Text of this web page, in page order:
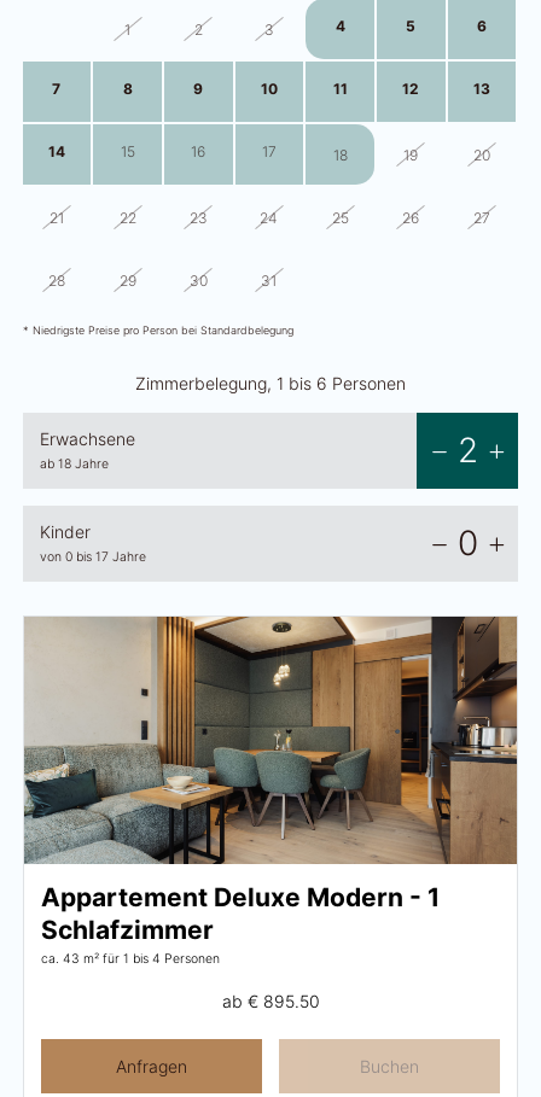
1 2 3 4 5 6
7 8 9 10 11 12 13
14 15 16 17 18 19 20
21 22 23 24 25 26 27
28 29 30 31
* Niedrigste Preise pro Person bei Standardbelegung
Zimmerbelegung, 1 bis 6 Personen
Erwachsene
ab 18 Jahre 2
Kinder
von 0 bis 17 Jahre 0
Appartement Deluxe Modern - 1
Schlafzimmer
ca. 43 m² für 1 bis 4 Personen
ab € 895.50
Anfragen Buchen